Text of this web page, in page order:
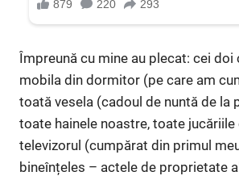
Împreună cu mine au plecat: cei doi
mobila din dormitor (pe care am
toată vesela (cadoul de nuntă de la
toate hainele noastre, toate jucăriile
televizorul (cumpărat din primul
bineînțeles – actele de proprietate